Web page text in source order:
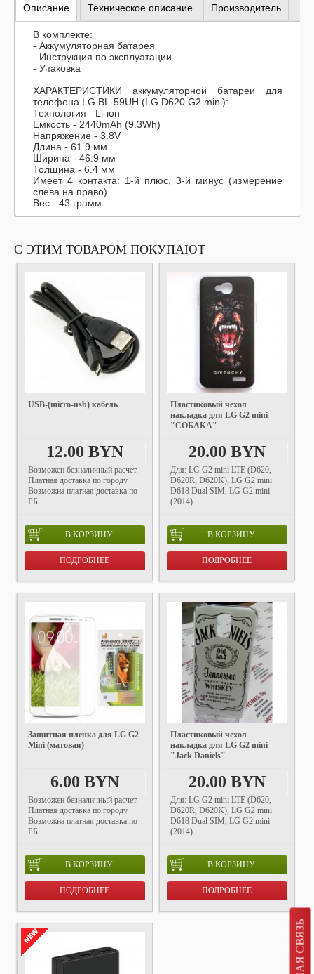
Описание Техническое описание Производитель
В комплекте:
- Аккумуляторная батарея
- Инструкция по эксплуатации
- Упаковка
ХАРАКТЕРИСТИКИ аккумуляторной батареи для
телефона LG BL-59UH (LG D620 G2 mini):
Технология - Li-ion
Емкость - 2440mAh (9.3Wh)
Напряжение - 3.8V
Длина - 61.9 мм
Ширина - 46.9 мм
Толщина - 6.4 мм
Имеет 4 контакта: 1-й плюс, 3-й минус (измерение
слева на право)
Вес - 43 грамм
С ЭТИМ ТОВАРОМ ПОКУПАЮТ
USB-(micro-usb) кабель
12.00 BYN
Возможен безналичный расчет.
Платная доставка по городу.
Возможна платная доставка по
РБ.
В КОРЗИНУ
ПОДРОБНЕЕ
Пластиковый чехол
накладка для LG G2 mini
"СОБАКА"
20.00 BYN
Для: LG G2 mini LTE (D620,
D620R, D620K), LG G2 mini
D618 Dual SIM, LG G2 mini
(2014)...
В КОРЗИНУ
ПОДРОБНЕЕ
Защитная пленка для LG G2
Mini (матовая)
6.00 BYN
Возможен безналичный расчет.
Платная доставка по городу.
Возможна платная доставка по
РБ.
В КОРЗИНУ
ПОДРОБНЕЕ
Пластиковый чехол
накладка для LG G2 mini
"Jack Daniels"
20.00 BYN
Для: LG G2 mini LTE (D620,
D620R, D620K), LG G2 mini
D618 Dual SIM, LG G2 mini
(2014)...
В КОРЗИНУ
ПОДРОБНЕЕ